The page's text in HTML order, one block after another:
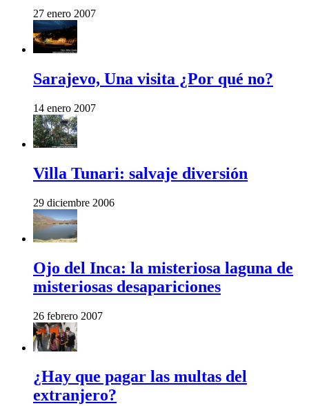
27 enero 2007
Sarajevo, Una visita ¿Por qué no?
14 enero 2007
Villa Tunari: salvaje diversión
29 diciembre 2006
Ojo del Inca: la misteriosa laguna de
misteriosas desapariciones
26 febrero 2007
¿Hay que pagar las multas del
extranjero?